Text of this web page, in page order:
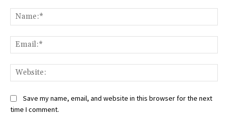
Save my name, email, and website in this browser for the next
time I comment.